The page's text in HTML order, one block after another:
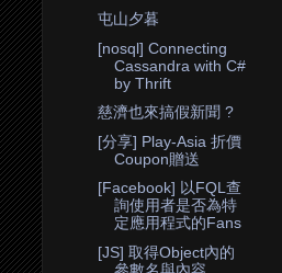
屯山夕暮
[nosql] Connecting
Cassandra with C#
by Thrift
慈濟也來搞假新聞 ?
[分享] Play-Asia 折價
Coupon贈送
[Facebook] 以FQL查
詢使用者是否為特
定應用程式的Fans
[JS] 取得Object內的
參數名與內容